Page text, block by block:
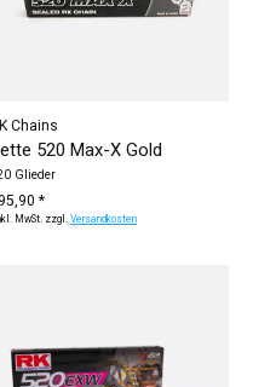
Chains
520 Max-X Gold
Glieder
*
MwSt. zzgl.Versandkosten